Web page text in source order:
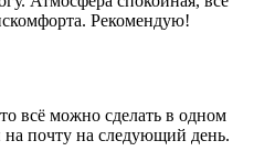
Рекомендую!
всё можно сделать в одном
на почту на следующий день.